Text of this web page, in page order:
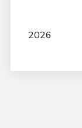
2026